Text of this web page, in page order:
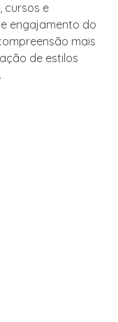
cursos e
engajamento do
mais
de estilos